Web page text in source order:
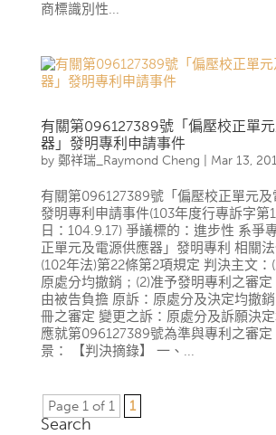
商標識別性...
有關第096127389號「偏壓校正單
器」發明專利申請事件
by 鄭祥瑞_Raymond Cheng Mar 13,
有關第096127389號「偏壓校正單元及
發明專利申請事件(103年度行專訴字第
日：104.9.17) 爭議標的：進步性 系爭
正單元及電源供應器」發明專利 相關
(102年法)第22條第2項規定 判決主文：
原處分均撤銷；(2)准予發明專利之審定
由被告負擔 原訴：原處分及決定均撤
冊之審定 變更之訴：原處分及訴願決
應就第096127389號為準與專利之審
景： 【判決摘錄】 一、...
Page 1 of 1 1
Search